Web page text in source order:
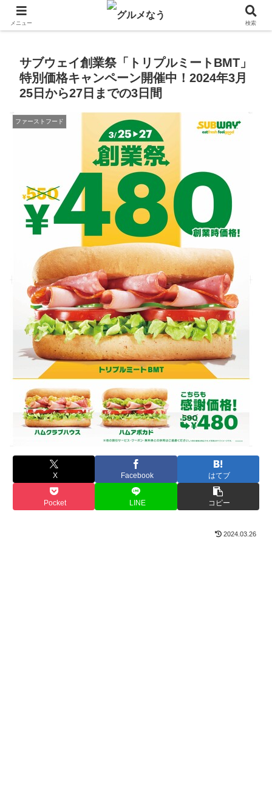
飲食店キャンペーン・食品飲料お菓子新発売のグルメニュース。
サブウェイ創業祭「トリプルミートBMT」
特別価格キャンペーン開催中！2024年3月
25日から27日までの3日間
ファーストフード
X Facebook はてブ
Pocket LINE コピー
2024.03.26
メニュー 検索